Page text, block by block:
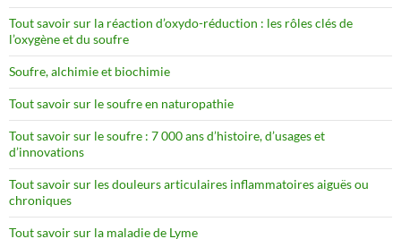
Tout savoir sur la réaction d’oxydo-réduction : les rôles clés de
l’oxygène et du soufre
Soufre, alchimie et biochimie
Tout savoir sur le soufre en naturopathie
Tout savoir sur le soufre : 7 000 ans d’histoire, d’usages et
d’innovations
Tout savoir sur les douleurs articulaires inflammatoires aiguës ou
chroniques
Tout savoir sur la maladie de Lyme